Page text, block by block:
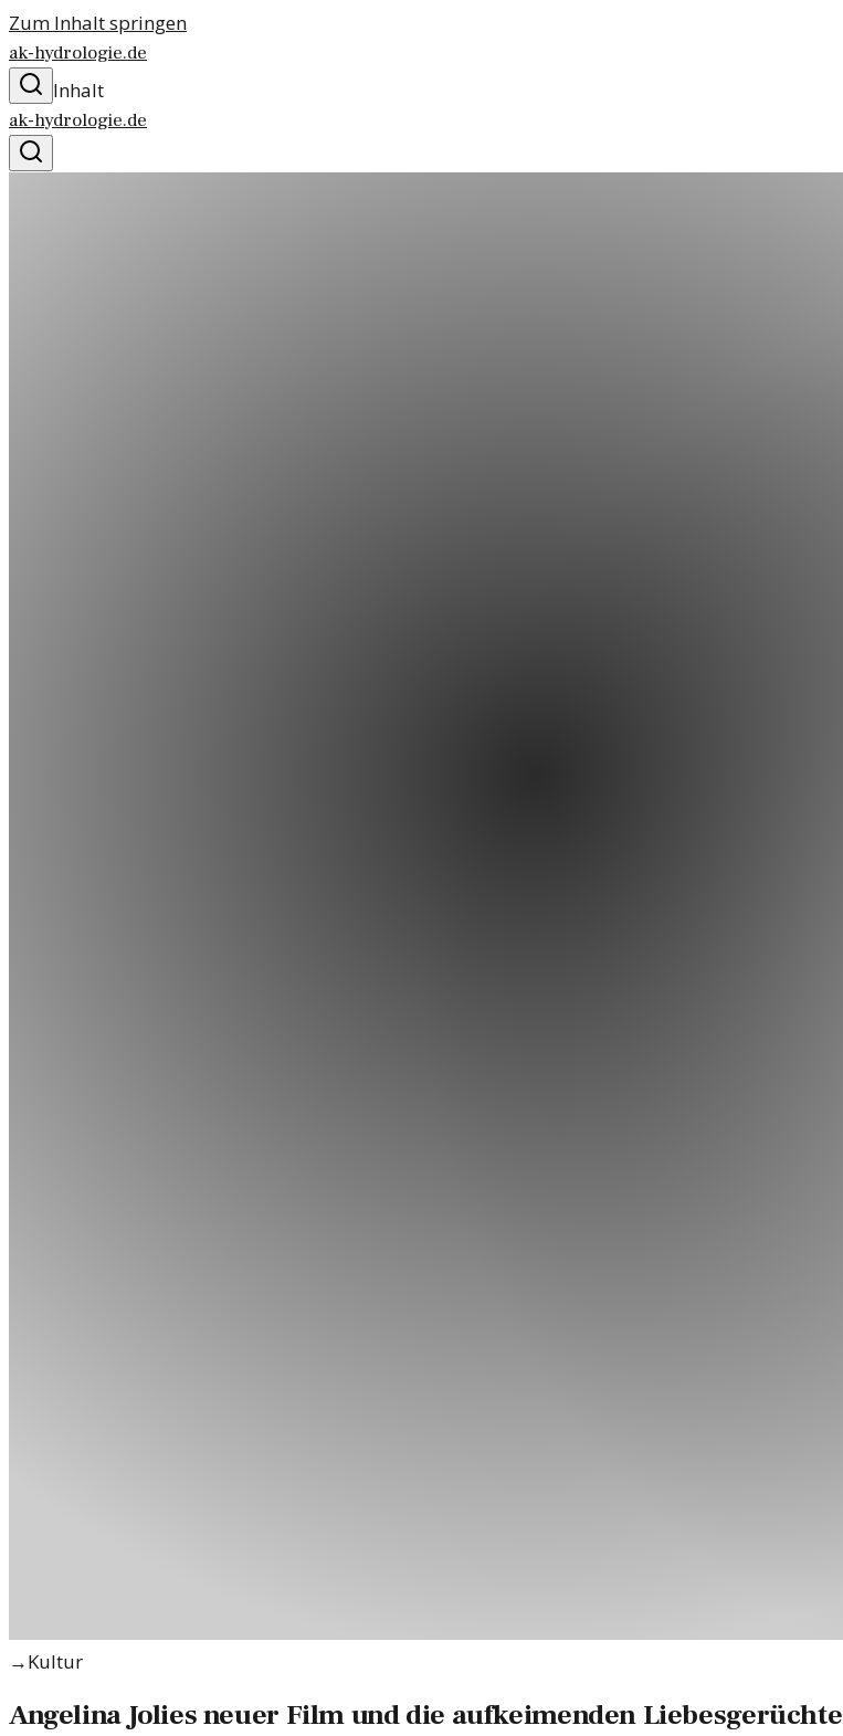
Zum Inhalt springen
ak-hydrologie.de
Inhalt
ak-hydrologie.de
→Kultur
Angelina Jolies neuer Film und die aufkeimenden Liebesgerüchte